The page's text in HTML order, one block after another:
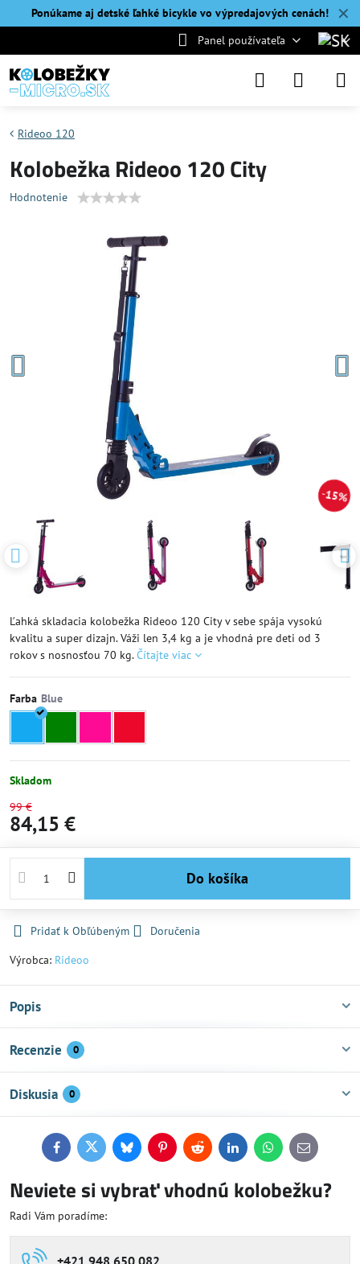
✕
Ponúkame aj detské ľahké bicykle vo výpredajových cenách!
Panel používateľa
15%
Rideoo 120
Kolobežka Rideoo 120 City
Hodnotenie
Ľahká skladacia kolobežka Rideoo 120 City v sebe spája vysokú
kvalitu a super dizajn. Váži len 3,4 kg a je vhodná pre deti od 3
rokov s nosnosťou 70 kg.Čítajte viac
Farba
Skladom
99 €
84,15 €
Do košíka
Pridať k Obľúbeným
Doručenia
Výrobca: Rideoo
Popis
Recenzie 0
Diskusia 0
FacebookTwitterBlueskyPinterestReddit LinkedInWhatsApp
E-
mail
Neviete si vybrať vhodnú kolobežku?
Radi Vám poradíme:
+421 948 650 082